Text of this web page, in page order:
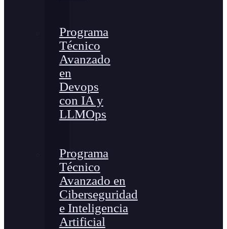
Programa
Técnico
Avanzado
en
Devops
con IA y
LLMOps
Programa
Técnico
Avanzado en
Ciberseguridad
e Inteligencia
Artificial